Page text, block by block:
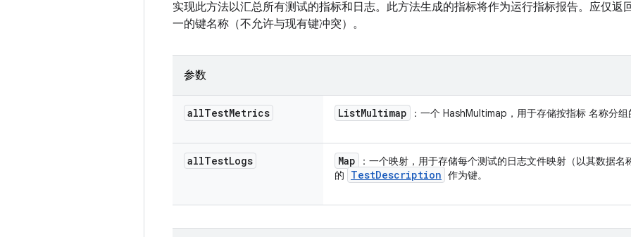
实现此方法以汇总所有测试的指标和日志。此方法生成的指标将作为运行指标报告。应仅返
一的键名称（不允许与现有键冲突）。
参数
allTestMetrics ListMultimap ：一个 HashMultimap，用于存储按指标 名称分
allTestLogs Map
：一个映射，用于存储每个测试的日志文件映射（以其数据
的
TestDescription 作为键。